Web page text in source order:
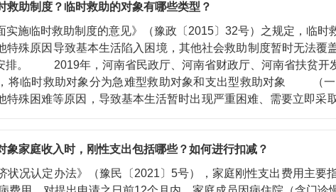
救助制度？临时救助的对象有哪些类型？
临时救助制度的意见》（豫政〔2015〕32号）之规定，临时
殊原因导致基本生活陷入困境，其他社会救助制度暂时无法覆
排。 2019年，河南省民政厅、河南省财政厅、河南省扶贫开
，将临时救助对象分为急难型救助对象和支出型救助对象
特殊困难等原因，导致基本生活暂时出现严重困难、需要立
且家庭财产状况符合当地有关规定。 同时要求，各地民政部
最低生活保障家庭、特困人员等特定人群。 具体情况
象家庭收入时，刚性支出包括哪些？如何进行扣减？
认定办法》（豫民〔2021〕5号），家庭刚性支出费用主要